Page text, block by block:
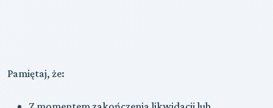
Pamiętaj, że: